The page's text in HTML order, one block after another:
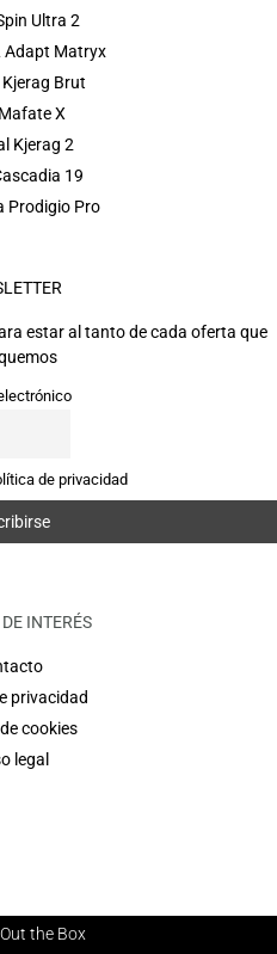
Ultra 2
Adapt Matryx
Brut
X
Kjerag 2
19
Prodigio Pro
estar al tanto de cada oferta que
de privacidad
INTERÉS
privacidad
cookies
legal
Out the Box